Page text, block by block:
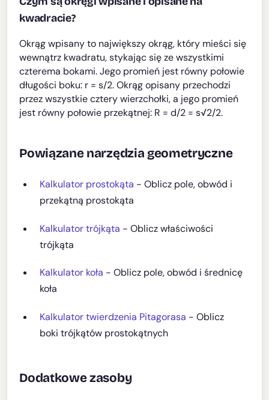
kwadracie?
Okrąg wpisany to największy okrąg, który mieści się
wewnątrz kwadratu, stykając się ze wszystkimi
czterema bokami. Jego promień jest równy połowie
długości boku: r = s/2. Okrąg opisany przechodzi
przez wszystkie cztery wierzchołki, a jego promień
jest równy połowie przekątnej: R = d/2 = s√2/2.
Powiązane narzędzia geometryczne
Kalkulator prostokąta - Oblicz pole, obwód i
przekątną prostokąta
Kalkulator trójkąta - Oblicz właściwości
trójkąta
Kalkulator koła - Oblicz pole, obwód i średnicę
koła
Kalkulator twierdzenia Pitagorasa - Oblicz
boki trójkątów prostokątnych
Dodatkowe zasoby